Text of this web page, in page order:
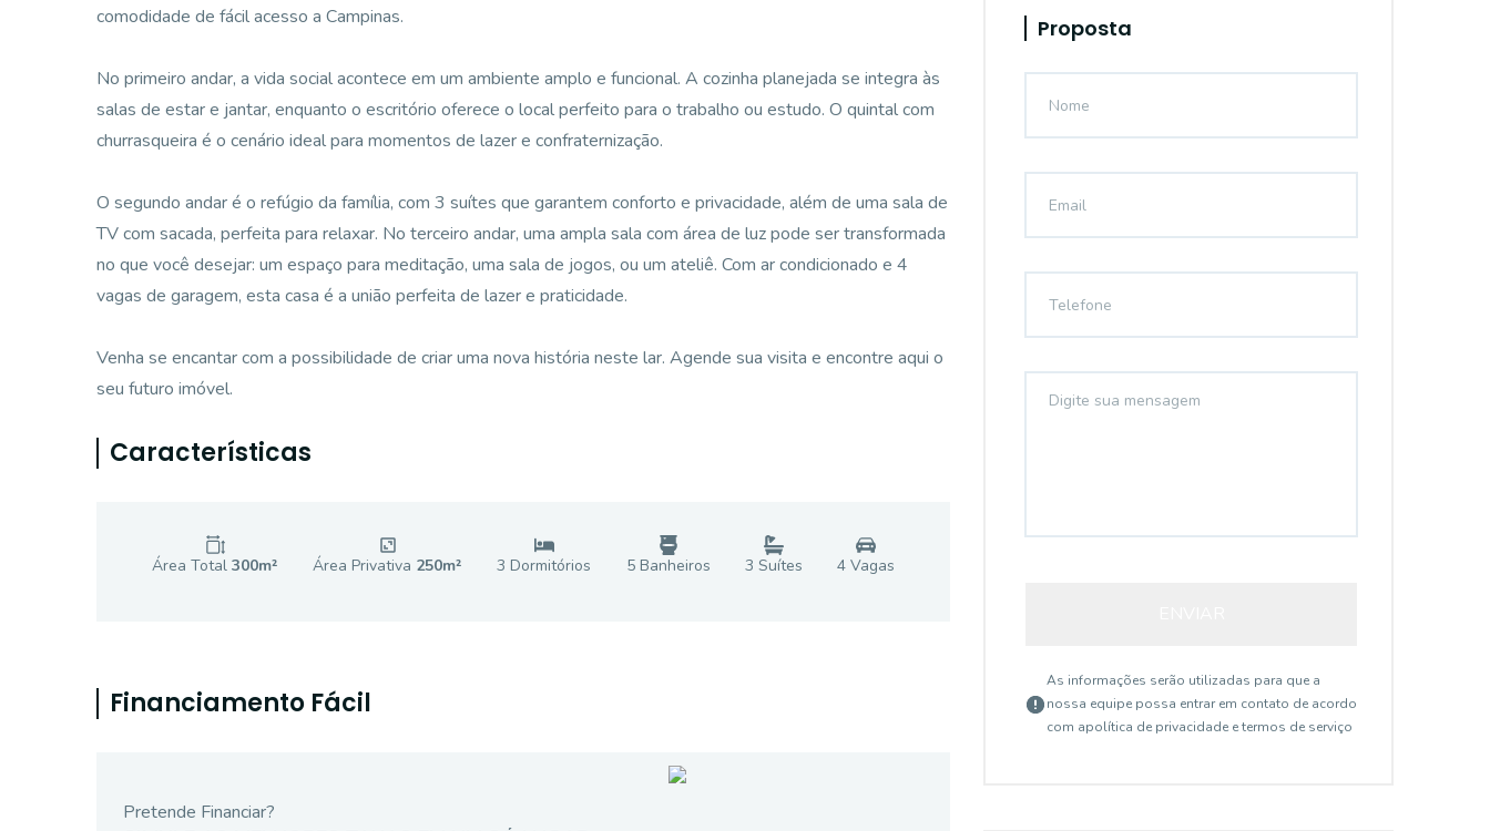
comodidade de fácil acesso a Campinas.
No primeiro andar, a vida social acontece em um ambiente amplo e funcional. A cozinha planejada se integra às
salas de estar e jantar, enquanto o escritório oferece o local perfeito para o trabalho ou estudo. O quintal com
churrasqueira é o cenário ideal para momentos de lazer e confraternização.
O segundo andar é o refúgio da família, com 3 suítes que garantem conforto e privacidade, além de uma sala de
TV com sacada, perfeita para relaxar. No terceiro andar, uma ampla sala com área de luz pode ser transformada
no que você desejar: um espaço para meditação, uma sala de jogos, ou um ateliê. Com ar condicionado e 4
vagas de garagem, esta casa é a união perfeita de lazer e praticidade.
Venha se encantar com a possibilidade de criar uma nova história neste lar. Agende sua visita e encontre aqui o
seu futuro imóvel.
Características
Área Total 300m² Área Privativa 250m² 3 Dormitórios 5Banheiros 3 Suítes 4Vagas
Financiamento Fácil
Pretende Financiar?
Proposta
As informações serão utilizadas para que a
nossa equipe possa entrar em contato de acordo
com apolítica de privacidade e termos de serviço